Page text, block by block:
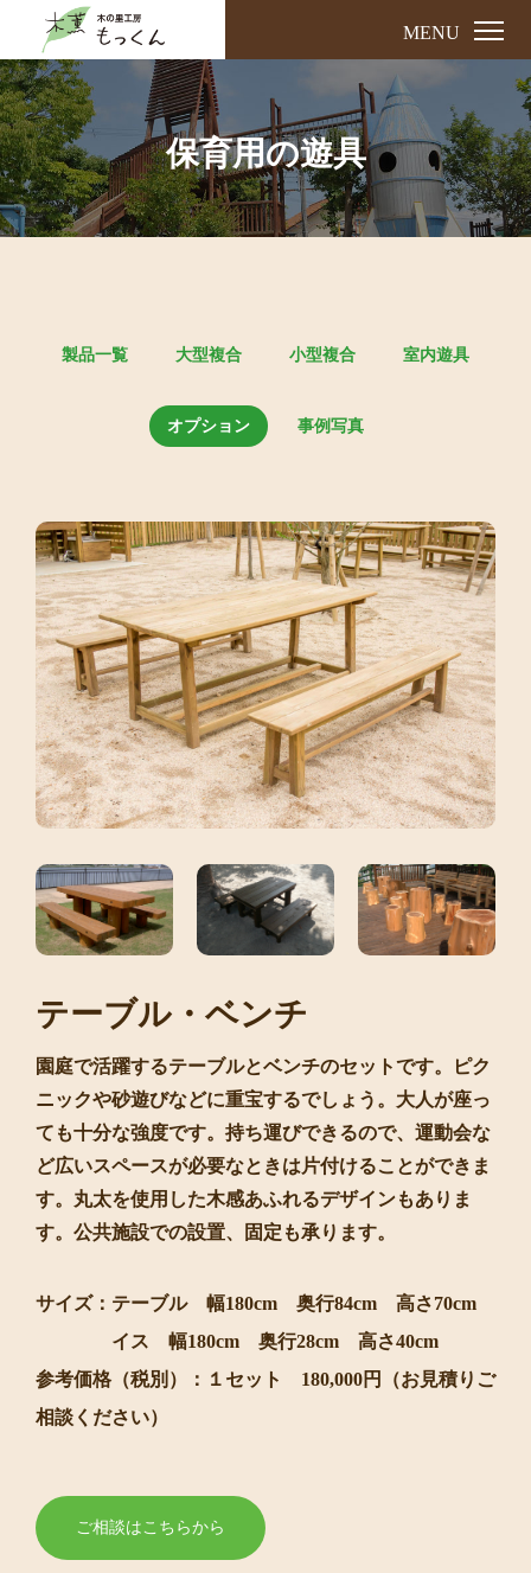
MENU
保育用の遊具
製品一覧 大型複合 小型複合 室内遊具
オプション 事例写真
テーブル・ベンチ
園庭で活躍するテーブルとベンチのセットです。ピク
ニックや砂遊びなどに重宝するでしょう。大人が座っ
ても十分な強度です。持ち運びできるので、運動会な
ど広いスペースが必要なときは片付けることができま
す。丸太を使用した木感あふれるデザインもありま
す。公共施設での設置、固定も承ります。
サイズ：テーブル 幅180cm 奥行84cm 高さ70cm
イス 幅180cm 奥行28cm 高さ40cm
参考価格（税別）：１セット 180,000円（お見積りご
相談ください）
ご相談はこちらから